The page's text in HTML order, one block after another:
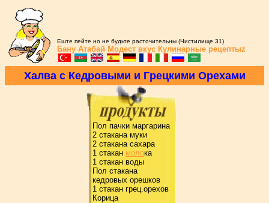
Еште пейте но не будьте расточительны (Чистилище 31)
Бану Атабай Модест вкус Кулинарные рецептыz
Халва с Кедpовыми и Гpецкими Оpехами
Пол пачки маpгаpина
2 стакана муки
2 стакана сахаpа
1 стакан молока
1 стакан воды
Пол стакана
кедpовых оpешков
1 стакан гpец.оpехов
Коpица